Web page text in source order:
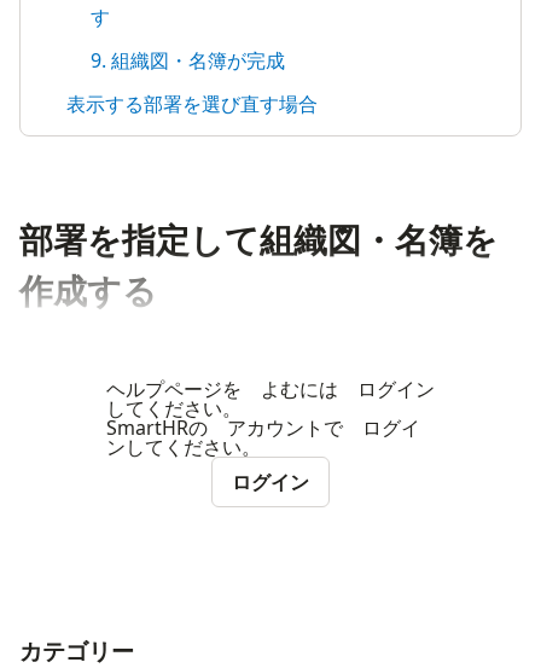
す
9. 組織図・名簿が完成
表示する部署を選び直す場合
部署を指定して組織図・名簿を
作成する
ヘルプページを よむには ログイン
してください。
SmartHRの アカウントで ログイ
ンしてください。
ログイン
ナビゲーションメニュー
カテゴリー